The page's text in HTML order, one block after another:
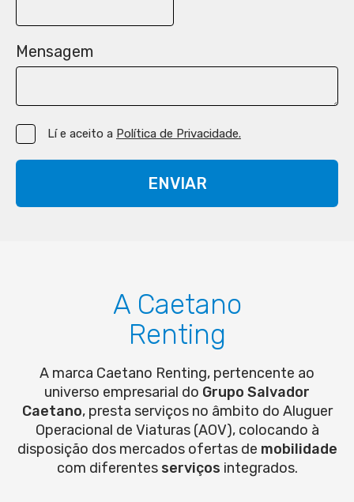
Mensagem
Lí e aceito a Política de Privacidade.
ENVIAR
A Caetano
Renting
A marca Caetano Renting, pertencente ao
universo empresarial do Grupo Salvador
Caetano, presta serviços no âmbito do Aluguer
Operacional de Viaturas (AOV), colocando à
disposição dos mercados ofertas de mobilidade
com diferentes serviços integrados.